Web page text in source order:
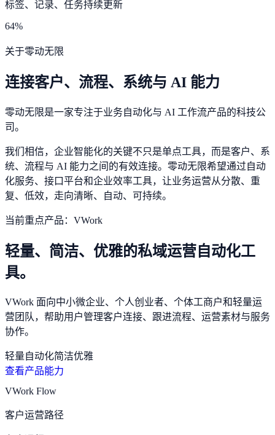
标签、记录、任务持续更新
64%
关于零动无限
连接客户、流程、系统与 AI 能力
零动无限是一家专注于业务自动化与 AI 工作流产品的科技公
司。
我们相信，企业智能化的关键不只是单点工具，而是客户、系
统、流程与 AI 能力之间的有效连接。零动无限希望通过自动
化服务、接口平台和企业效率工具，让业务运营从分散、重
复、低效，走向清晰、自动、可持续。
当前重点产品：VWork
轻量、简洁、优雅的私域运营自动化工
具。
VWork 面向中小微企业、个人创业者、个体工商户和轻量运
营团队，帮助用户管理客户连接、跟进流程、运营素材与服务
协作。
轻量自动化简洁优雅
查看产品能力
VWork Flow
客户运营路径